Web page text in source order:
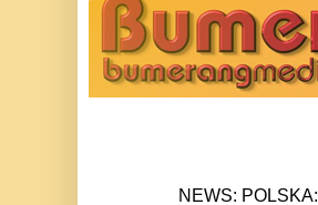
NEWS: POLSKA: